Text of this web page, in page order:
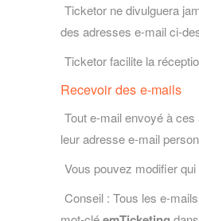
Ticketor ne divulguera
des adresses e-mail ci-
Ticketor facilite la
Recevoir des e-mails
Tout e-mail envoyé à
leur adresse e-mail
Vous pouvez modifier
Conseil : Tous les e-